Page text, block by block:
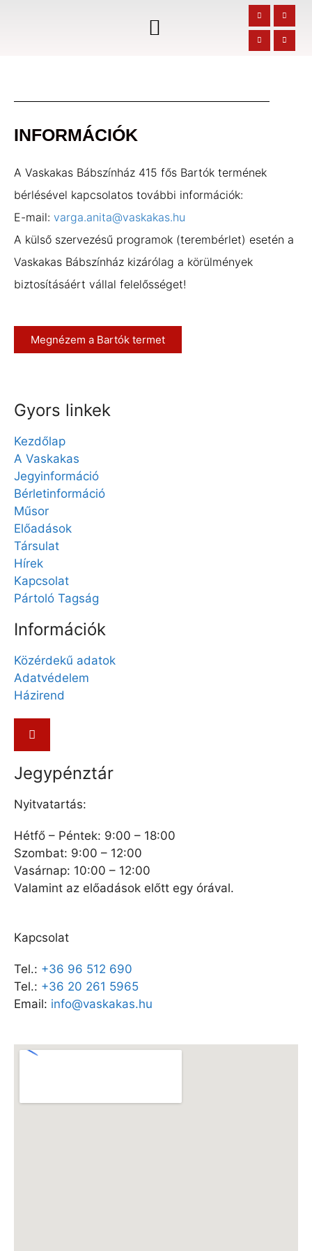
INFORMÁCIÓK
A Vaskakas Bábszínház 415 fős Bartók termének
bérlésével kapcsolatos további információk:
E-mail: varga.anita@vaskakas.hu
A külső szervezésű programok (terembérlet) esetén a
Vaskakas Bábszínház kizárólag a körülmények
biztosításáért vállal felelősséget!
Megnézem a Bartók termet
Gyors linkek
Kezdőlap
A Vaskakas
Jegyinformáció
Bérletinformáció
Műsor
Előadások
Társulat
Hírek
Kapcsolat
Pártoló Tagság
Információk
Közérdekű adatok
Adatvédelem
Házirend
Jegypénztár
Nyitvatartás:
Hétfő – Péntek: 9:00 – 18:00
Szombat: 9:00 – 12:00
Vasárnap: 10:00 – 12:00
Valamint az előadások előtt egy órával.
Kapcsolat
Tel.: +36 96 512 690
Tel.: +36 20 261 5965
Email: info@vaskakas.hu